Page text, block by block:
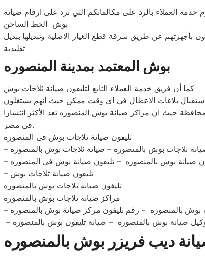
العملاء بالرد على مكالماتكم التي ترد على ارقام صيانة
بوش الخط الساخن
بأجهزتهم عن طريق سرقة قطع الغيار الاصلية وتبديلها ببديل
تقليدية
بوش المعتمد بمدينة المنصوره
بلاغات الاعطال فى اى وقت ممكن حيث انهم يشتغلون
محافظة حيث ان مراكز صيانة بوش المنصوره تعد الأكثر انتشارا
فى مصر.
صيانة ثلاجات بوش بالمنصوره – صيانة ثلاجات بوش بالمنصوره
تليفون صيانة ثلاجات بوش بالمنصوره
بوش بالمنصوره – رقم تليفون مركز صيانة بوش بالمنصوره
صيانة بوش بالمنصوره – صيانة تليفون بوش بالمنصوره
ديب فريزر بوش بالمنصوره